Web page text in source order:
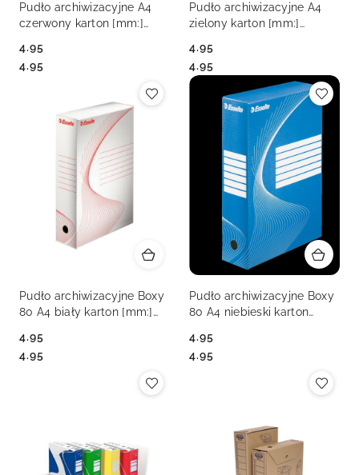
Pudło archiwizacyjne A4
czerwony karton [mm:]
(128412)
Cena:
4.95
Cena:
4.95
Pudło archiwizacyjne A4
zielony karton [mm:]
(128414)
Cena:
4.95
Cena:
4.95
Pudło archiwizacyjne Boxy
80 A4 biały karton [mm:]
(128080)
Cena:
4.95
Cena:
4.95
Pudło archiwizacyjne Boxy
80 A4 niebieski karton
(128411)
Cena:
4.95
Cena:
4.95